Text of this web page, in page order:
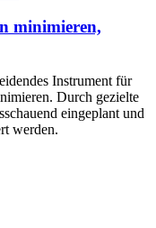
minimieren,
Instrument für
Durch gezielte
eingeplant und
werden.